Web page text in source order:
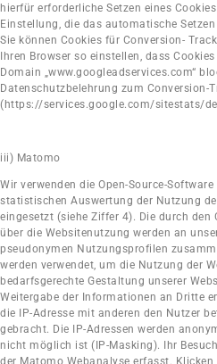
hierfür erforderliche Setzen eines
Einstellung, die das automatische
Sie können Cookies für Conversion-
Ihren Browser so einstellen, dass
Domain „www.googleadservices.com“
Datenschutzbelehrung zum Conversion-
(https://services.google.com/sitestats/
iii) Matomo
Wir verwenden die Open-Source-
statistischen Auswertung der Nutzung
eingesetzt (siehe Ziffer 4). Die durch den
über die Websitenutzung werden an
pseudonymen Nutzungsprofilen
werden verwendet, um die Nutzung der
bedarfsgerechte Gestaltung unserer
Weitergabe der Informationen an Dritte
die IP-Adresse mit anderen den Nutzer
gebracht. Die IP-Adressen werden
nicht möglich ist (IP-Masking). Ihr
der Matomo Webanalyse erfasst. Klicken